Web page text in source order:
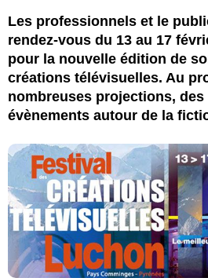
Les professionnels et le
rendez-vous du 13 au 17
pour la nouvelle édition de
créations télévisuelles. Au
nombreuses projections,
évènements autour de la